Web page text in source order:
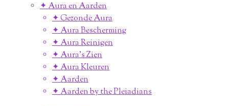
✦ Aura en Aarden
✦ Gezonde Aura
✦ Aura Bescherming
✦ Aura Reinigen
✦ Aura's Zien
✦ Aura Kleuren
✦ Aarden
✦ Aarden by the Pleiadians